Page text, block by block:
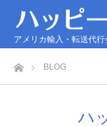
アメリカ輸入・転送代
ホームBLOG
ハ